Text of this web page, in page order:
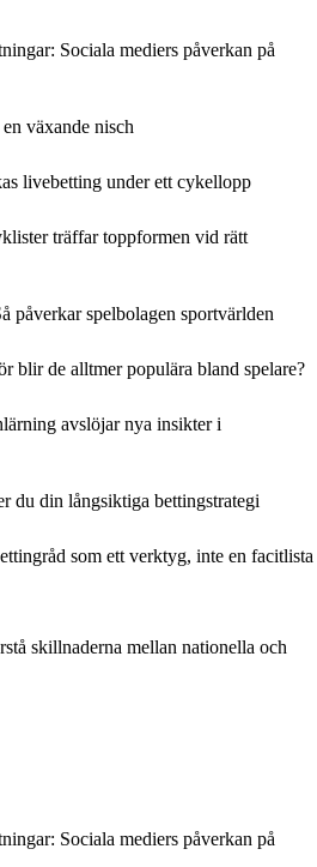
Sociala mediers påverkan på
växande nisch
livebetting under ett cykellopp
träffar toppformen vid rätt
påverkar spelbolagen sportvärlden
blir de alltmer populära bland spelare?
avslöjar nya insikter i
du din långsiktiga bettingstrategi
som ett verktyg, inte en facitlista
skillnaderna mellan nationella och
Sociala mediers påverkan på